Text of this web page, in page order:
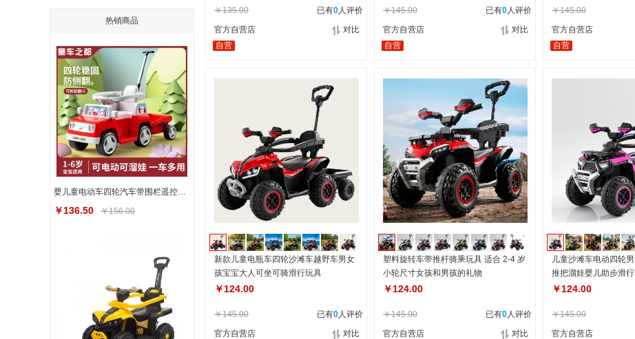
热销商品
婴儿童电动车四轮汽车带围栏遥控玩具车可坐人手推车小孩充电童车
￥136.50 ￥156.00
￥135.00 已有0人评价
官方自营店
对比
自营
￥145.00 已有0人评价
官方自营店
对比
自营
￥145.00
官方自营店
自营
新款儿童电瓶车四轮沙滩车越野车男女
孩宝宝大人可坐可骑滑行玩具
￥124.00
￥145.00 已有0人评价
官方自营店
对比
塑料旋转车带推杆骑乘玩具 适合 2-4 岁
小轮尺寸女孩和男孩的礼物
￥124.00
￥145.00 已有0人评价
官方自营店
对比
儿童沙滩车电动四轮
推把溜娃婴儿助步滑
￥124.00
￥145.00
官方自营店